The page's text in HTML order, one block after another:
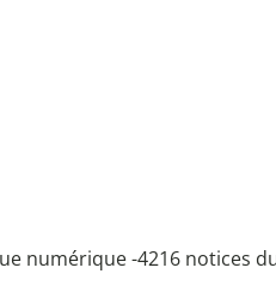
numérique -4216 notices